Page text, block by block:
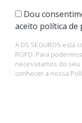
Dou
aceito política de
A DS SEGUROS está
RGPD. Para
necessitamos do
conhecer a nossa